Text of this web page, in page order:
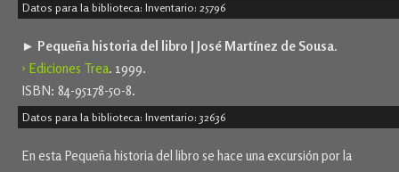
Datos para la biblioteca: Inventario: 25796
► Pequeña historia del libro | José Martínez de Sousa.
› Ediciones Trea. 1999.
ISBN: 84-95178-50-8.
Datos para la biblioteca: Inventario: 32636
En esta Pequeña historia del libro se hace una excursión por la